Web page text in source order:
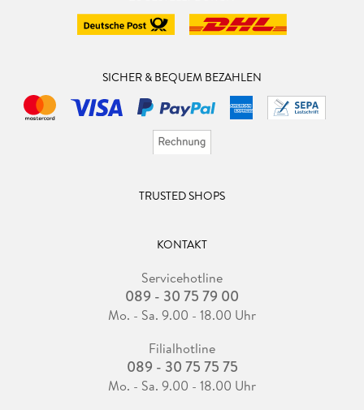
SICHER & BEQUEM BEZAHLEN
TRUSTED SHOPS
KONTAKT
Servicehotline
089 - 30 75 79 00
Mo. - Sa. 9.00 - 18.00 Uhr
Filialhotline
089 - 30 75 75 75
Mo. - Sa. 9.00 - 18.00 Uhr